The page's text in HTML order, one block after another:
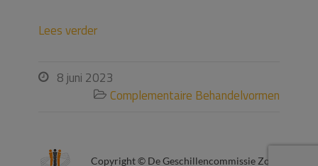
Lees verder
 8 juni 2023
 Complementaire Behandelvormen
Copyright © De Geschillencommissie Zorg